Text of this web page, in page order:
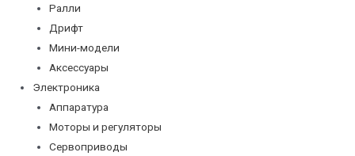
Ралли
Дрифт
Мини-модели
Аксессуары
Электроника
Аппаратура
Моторы и регуляторы
Сервоприводы